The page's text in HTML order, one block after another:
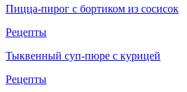
Пицца-пирог с бортиком из сосисок
Рецепты
Тыквенный суп-пюре с курицей
Рецепты